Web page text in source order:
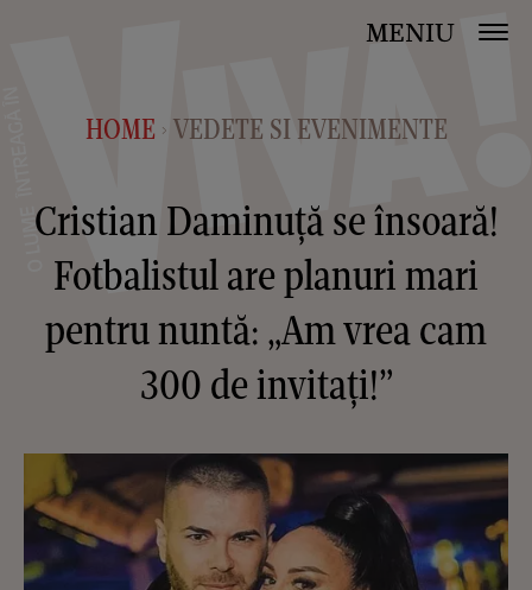
MENIU
HOME > VEDETE SI EVENIMENTE
Cristian Daminuță se însoară!
Fotbalistul are planuri mari
pentru nuntă: „Am vrea cam
300 de invitați!”